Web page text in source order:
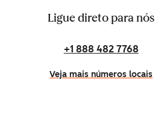
Ligue direto para nós
+1 888 482 7768
Veja mais números locais